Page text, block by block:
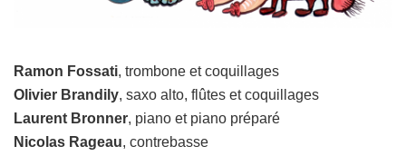
Ramon Fossati, trombone et coquillages
Olivier Brandily, saxo alto, flûtes et coquillages
Laurent Bronner, piano et piano préparé
Nicolas Rageau, contrebasse